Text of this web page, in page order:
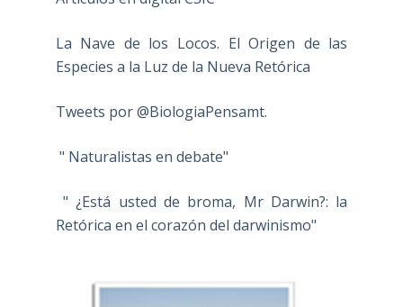
La Nave de los Locos. El Origen de las
Especies a la Luz de la Nueva Retórica
Tweets por @BiologiaPensamt.
" Naturalistas en debate"
" ¿Está usted de broma, Mr Darwin?: la
Retórica en el corazón del darwinismo"